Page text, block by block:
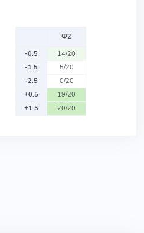
Ф2
-0.5
14/20
-1.5
5/20
-2.5
0/20
+0.5
19/20
+1.5
20/20